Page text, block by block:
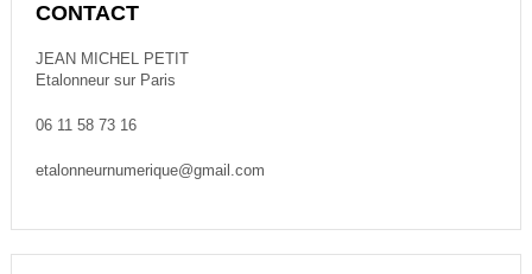
CONTACT
JEAN MICHEL PETIT
Etalonneur sur Paris
06 11 58 73 16
etalonneurnumerique@gmail.com